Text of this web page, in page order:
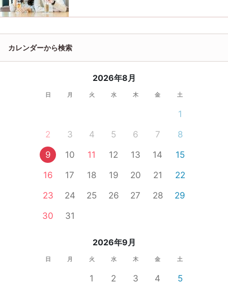
カレンダーから検索
2026年8月
日 月 火 水 木 金 土
1
2
3 4 5 6 7
8
9
10 11 12 13 14
15
16
17 18 19 20 21
22
23
24 25 26 27 28
29
30
31
2026年9月
日 月 火 水 木 金 土
1 2 3 4
5